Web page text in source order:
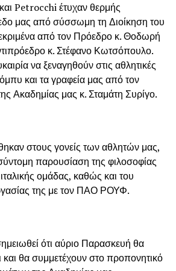
Petrocchi έτυχαν θερμής
μας από σύσσωμη τη Διοίκηση του
από τον Πρόεδρο κ. Θοδωρή
κ. Στέφανο Κωτσόπουλο.
να ξεναγηθούν στις αθλητικές
και τα γραφεία μας από τον
Ακαδημίας μας κ. Σταμάτη Συρίγο.
στους γονείς των αθλητών μας,
παρουσίαση της φιλοσοφίας
ομάδας, καθώς και του
της με τον ΠΑΟ ΡΟΥΦ.
ότι αύριο Παρασκευή θα
θα συμμετέχουν στο προπονητικό